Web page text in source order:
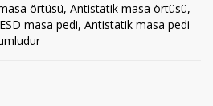
örtüsü, Antistatik masa örtüsü,
masa pedi, Antistatik masa pedi